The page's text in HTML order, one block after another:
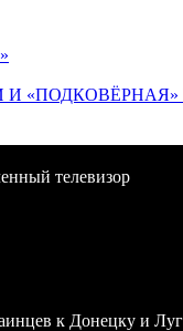
«ПОДКОВЁРНАЯ»
телевизор
к Донецку и